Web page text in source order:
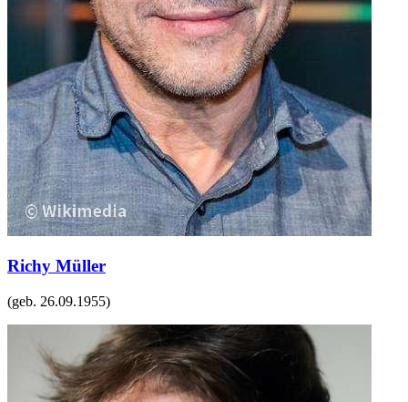
Richy Müller
(geb. 26.09.1955)